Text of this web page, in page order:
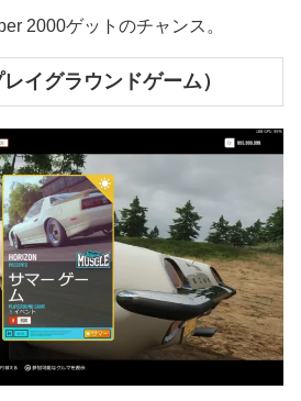
2000ゲットのチャンス。
イグラウンドゲーム）